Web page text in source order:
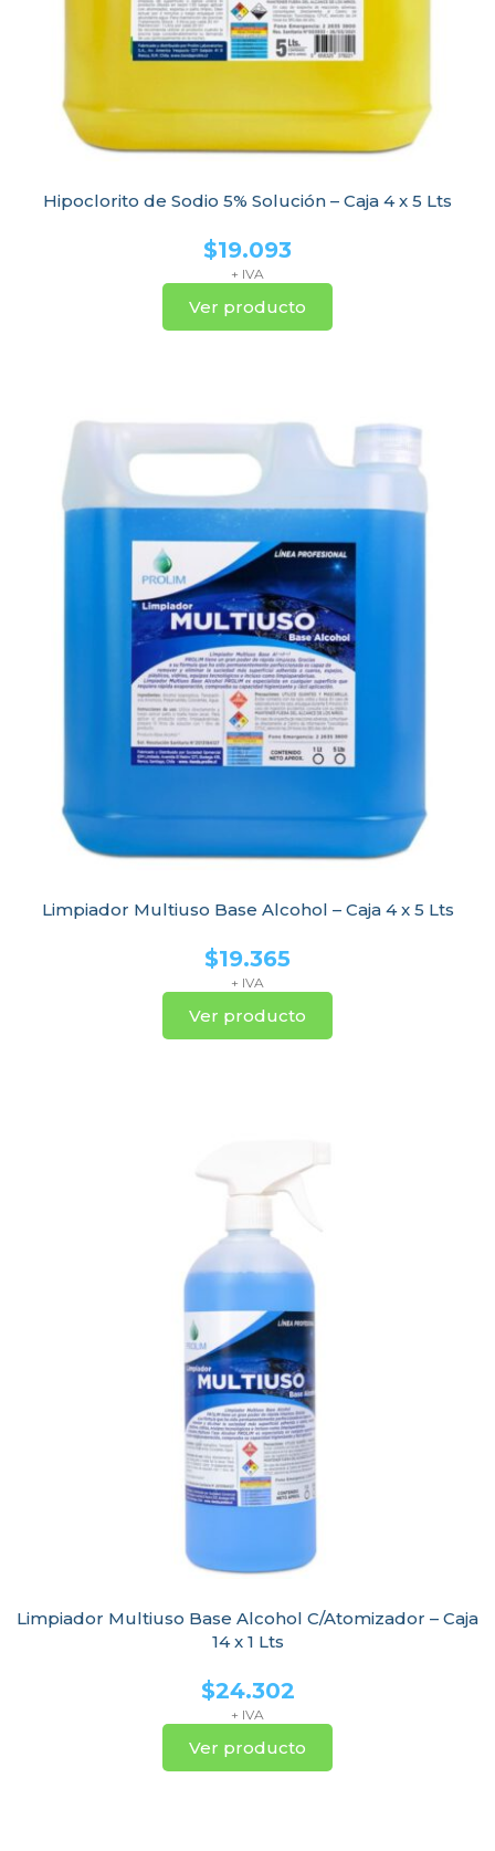
Hipoclorito de Sodio 5% Solución – Caja 4 x 5 Lts
$19.093
+ IVA
Ver producto
Limpiador Multiuso Base Alcohol – Caja 4 x 5 Lts
$19.365
+ IVA
Ver producto
Limpiador Multiuso Base Alcohol C/Atomizador – Caja
14 x 1 Lts
$24.302
+ IVA
Ver producto